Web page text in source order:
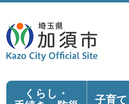
くらし・
子育